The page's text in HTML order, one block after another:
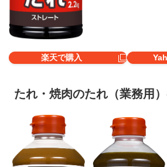
楽天で購入
たれ・焼肉のたれ（業務用